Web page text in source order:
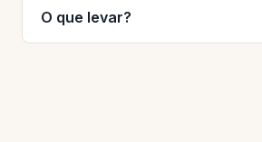
O que levar?